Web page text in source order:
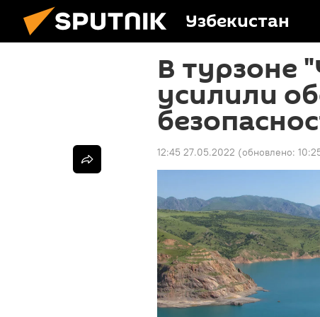
Узбекистан
В турзоне
усилили
12:45 27.05.2022 (обновлено: